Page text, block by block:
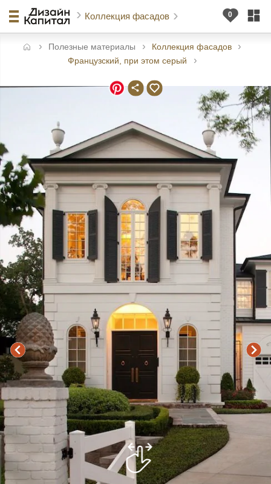
Коллекция фасадов
Полезные материалы
Коллекция фасадов
Французский, при этом серый